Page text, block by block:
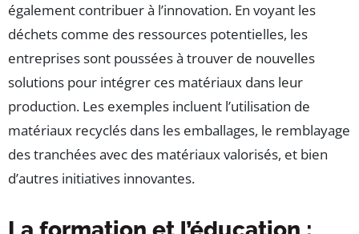
également contribuer à l’innovation. En voyant les
déchets comme des ressources potentielles, les
entreprises sont poussées à trouver de nouvelles
solutions pour intégrer ces matériaux dans leur
production. Les exemples incluent l’utilisation de
matériaux recyclés dans les emballages, le remblayage
des tranchées avec des matériaux valorisés, et bien
d’autres initiatives innovantes.